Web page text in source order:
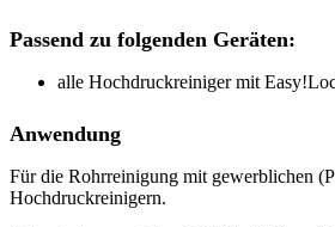
Passend zu folgenden Geräten:
alle Hochdruckreiniger mit
Anwendung
Für die Rohrreinigung mit gewerblichen
Hochdruckreinigern.